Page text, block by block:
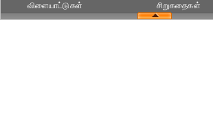
விளையாட்டுகள்
சிறுகதைகள்